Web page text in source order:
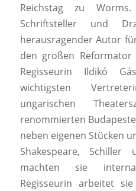
Reichstag zu
Schriftsteller und
herausragender Autor
den großen
Regisseurin Ildikó
wichtigsten
ungarischen
renommierten
neben eigenen Stücken
Shakespeare, Schiller
machten sie
Regisseurin arbeitet